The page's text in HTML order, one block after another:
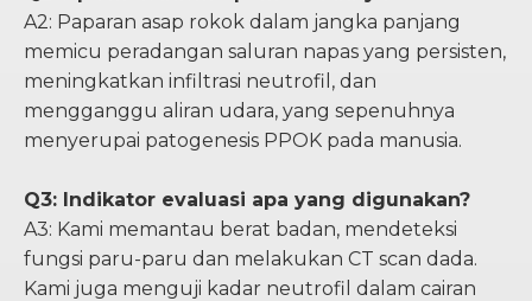
A2: Paparan asap rokok dalam jangka panjang
memicu peradangan saluran napas yang persisten,
meningkatkan infiltrasi neutrofil, dan
mengganggu aliran udara, yang sepenuhnya
menyerupai patogenesis PPOK pada manusia.
Q3: Indikator evaluasi apa yang digunakan?
A3: Kami memantau berat badan, mendeteksi
fungsi paru-paru dan melakukan CT scan dada.
Kami juga menguji kadar neutrofil dalam cairan